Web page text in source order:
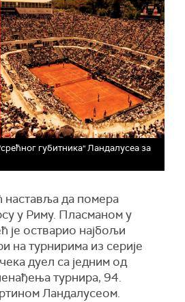
губитника" Ландалусеа за
да помера
у Риму. Пласманом у
је остварио најбољи
на турнирима из серије
дуел са једним од
турнира, 94.
Ландалусеом.